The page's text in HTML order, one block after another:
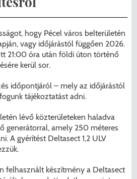
való csatlakozása
Hivatal energetikai
elvezetés
Pécelen II. ütem
Önkormányzata 250 000
vonatkozásában.
Applikáció
Diéta/Allergia
tanév
hogy Pécel város belterületén
vagy időjárástól függően 2026.
21:00 óra után földi úton történő
kerül sor.
időpontjáról – mely az időjárástól
tájékoztatást adni.
lévő közterületeken haladva
generátorral, amely 250 méteres
A gyérítést Deltasect 1,2 ULV
felhasznált készítmény a Deltasect